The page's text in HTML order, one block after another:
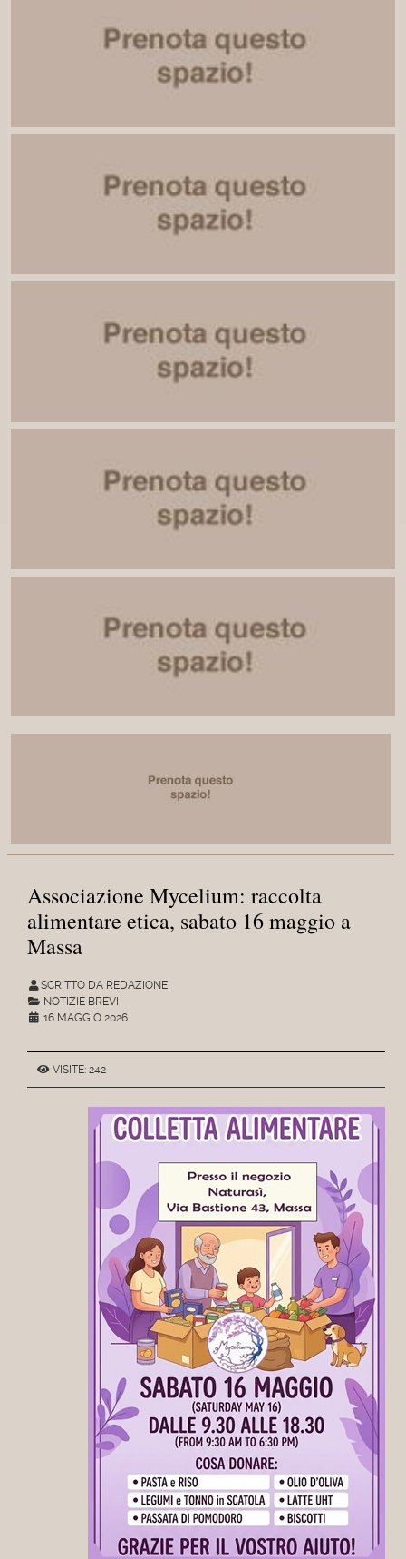
Associazione Mycelium: raccolta
alimentare etica, sabato 16 maggio a
Massa
SCRITTO DA REDAZIONE
NOTIZIE BREVI
16 MAGGIO 2026
VISITE: 242